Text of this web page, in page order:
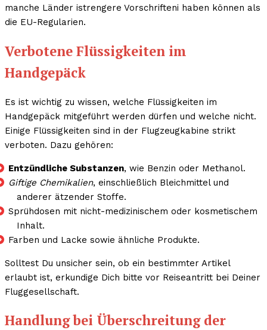
manche Länder istrengere Vorschrifteni haben können als
die EU-Regularien.
Verbotene Flüssigkeiten im
Handgepäck
Es ist wichtig zu wissen, welche Flüssigkeiten im
Handgepäck mitgeführt werden dürfen und welche nicht.
Einige Flüssigkeiten sind in der Flugzeugkabine strikt
verboten. Dazu gehören:
Entzündliche Substanzen, wie Benzin oder Methanol.
Giftige Chemikalien, einschließlich Bleichmittel und
anderer ätzender Stoffe.
Sprühdosen mit nicht-medizinischem oder kosmetischem
Inhalt.
Farben und Lacke sowie ähnliche Produkte.
Solltest Du unsicher sein, ob ein bestimmter Artikel
erlaubt ist, erkundige Dich bitte vor Reiseantritt bei Deiner
Fluggesellschaft.
Handlung bei Überschreitung der